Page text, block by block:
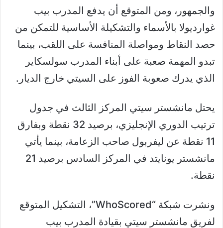
والجمهور، ومن المتوقع أن يدفع المدرب بيب
غوارديولا بالأسماء والتشكيلة الأساسية للتمكن من
حصد النقاط ومواصلة المنافسة على اللقب، بينما
تبدو المهمة صعبة على أبناء المدرب سولسكاير
الذي يدرك صعوبة الفوز على السيتي خارج الديار.
يحتل مانشستر سيتي المركز الثالث في جدول
ترتيب الدوري الإنجليزي، برصيد 32 نقطة وبفارق
11 نقطة عن ليفربول صاحب الزعامة، بينما يأتي
مانشستر يونايتد في المركز السادس برصيد 21
نقطة.
ونشرت شبكة “WhoScored”، التشكيل المتوقع
لفريق مانشستر سيتي بقيادة المدرب بيب